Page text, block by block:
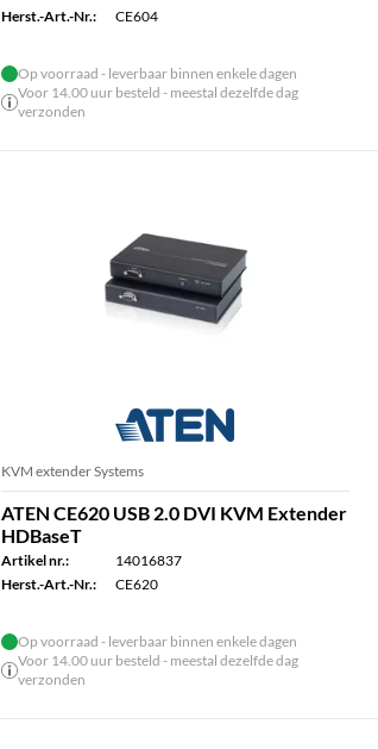
Herst.-Art.-Nr.:
CE604
Op voorraad - leverbaar binnen enkele dagen
Voor 14.00 uur besteld - meestal dezelfde dag
verzonden
KVM extender Systems
ATEN CE620 USB 2.0 DVI KVM Extender
HDBaseT
Artikel nr.:
14016837
Herst.-Art.-Nr.:
CE620
Op voorraad - leverbaar binnen enkele dagen
Voor 14.00 uur besteld - meestal dezelfde dag
verzonden